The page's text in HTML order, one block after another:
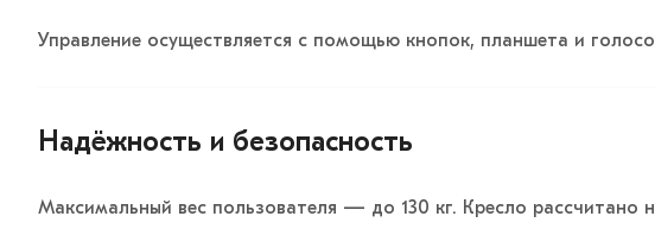
Управление осуществляется с помощью кнопок, планшета и
Надёжность и безопасность
Максимальный вес пользователя — до 130 кг. Кресло